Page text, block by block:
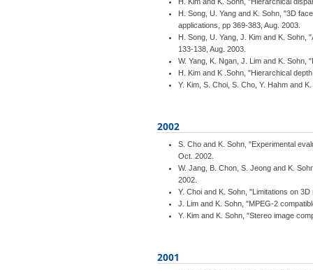
H. Song, U. Yang and K. Sohn, "3D
applications, pp 369-383, Aug. 2003.
H. Song, U. Yang, J. Kim and K. Sohn,
133-138, Aug. 2003.
W. Yang, K. Ngan, J. Lim and K.
H. Kim and K .Sohn, "Hierarchical
Y. Kim, S. Choi, S. Cho, Y. Hahm and
2002
S. Cho and K. Sohn, "Experimental
Oct. 2002.
W. Jang, B. Chon, S. Jeong and K.
2002.
Y. Choi and K. Sohn, "Limitations on
J. Lim and K. Sohn, "MPEG-2
Y. Kim and K. Sohn, "Stereo image
2001